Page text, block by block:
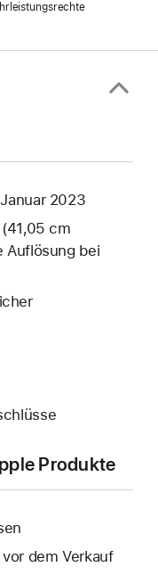
2023
cm
Auflösung bei
Produkte
vor dem Verkauf